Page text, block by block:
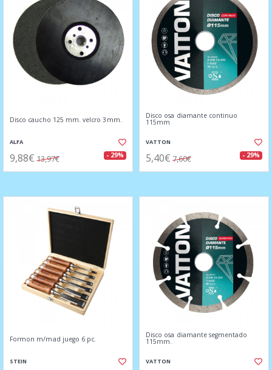
Disco caucho 125 mm. velcro 3mm.
ALFA
9,88€ 13,97€ - 29%
Disco osa diamante continuo
115mm
VATTON
5,40€ 7,60€ - 29%
Formon m/mad juego 6 pc.
STEIN
Disco osa diamante segmentado
115mm.
VATTON